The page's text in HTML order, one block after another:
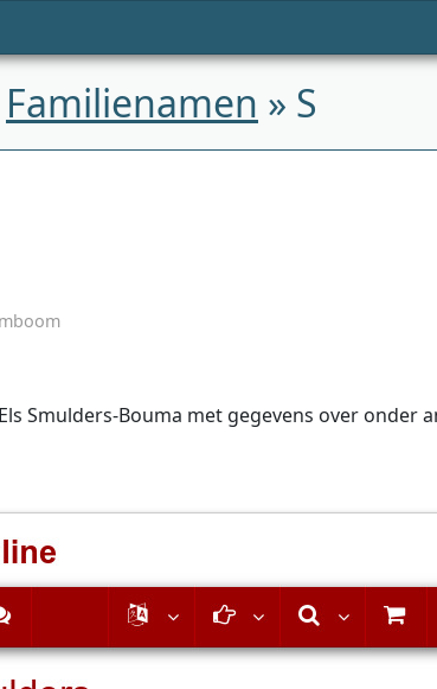
Familienamen » S
Smulders-Bouma met gegevens over onder